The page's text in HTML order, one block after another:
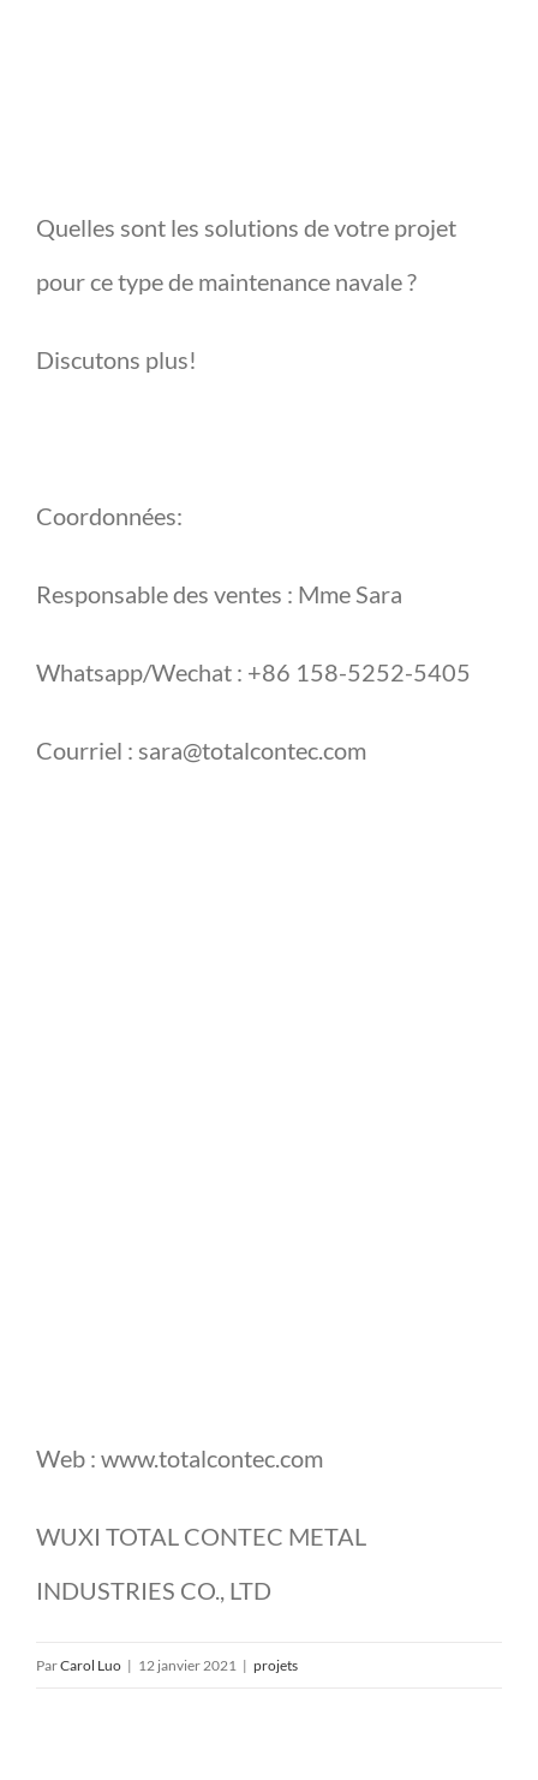
Quelles sont les solutions de votre projet
pour ce type de maintenance navale ?
Discutons plus!
Coordonnées:
Responsable des ventes : Mme Sara
Whatsapp/Wechat : +86 158-5252-5405
Courriel : sara@totalcontec.com
Web : www.totalcontec.com
WUXI TOTAL CONTEC METAL
INDUSTRIES CO., LTD
ParCarol Luo | 12 janvier 2021 | projets